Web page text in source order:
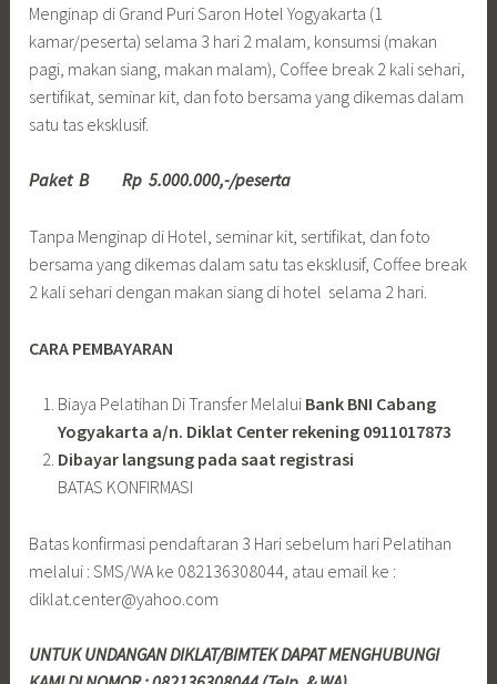
Menginap di Grand Puri Saron Hotel Yogyakarta (1
kamar/peserta) selama 3 hari 2 malam, konsumsi (makan
pagi, makan siang, makan malam), Coffee break 2 kali sehari,
sertifikat, seminar kit, dan foto bersama yang dikemas dalam
satu tas eksklusif.
Paket B Rp 5.000.000,-/peserta
Tanpa Menginap di Hotel, seminar kit, sertifikat, dan foto
bersama yang dikemas dalam satu tas eksklusif, Coffee break
2 kali sehari dengan makan siang di hotel selama 2 hari.
CARA PEMBAYARAN
Biaya Pelatihan Di Transfer Melalui Bank BNI Cabang
Yogyakarta a/n. Diklat Center rekening 0911017873
Dibayar langsung pada saat registrasi
BATAS KONFIRMASI
Batas konfirmasi pendaftaran 3 Hari sebelum hari Pelatihan
melalui : SMS/WA ke 082136308044, atau email ke :
diklat.center@yahoo.com
UNTUK UNDANGAN DIKLAT/BIMTEK DAPAT MENGHUBUNGI